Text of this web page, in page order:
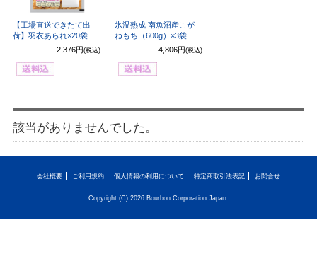
【工場直送できたて出
荷】羽衣あられ×20袋
2,376円 (税込)
氷温熟成 南魚沼産こが
ねもち（600g）×3袋
4,806円 (税込)
該当がありませんでした。
会社概要 ご利用規約 個人情報の利用について 特定商取引法表記 お問合せ
Copyright (C) 2026 Bourbon Corporation Japan.